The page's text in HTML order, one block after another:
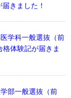
きました！
学科一般選抜（前
体験記が届きま
部一般選抜（前